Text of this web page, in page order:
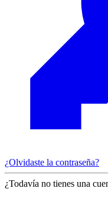
¿Olvidaste la contraseña?
¿Todavía no tienes una